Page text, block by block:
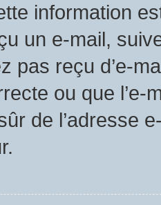
information
un e-mail,
pas reçu d’e-
ou que l’e-
de l’adresse